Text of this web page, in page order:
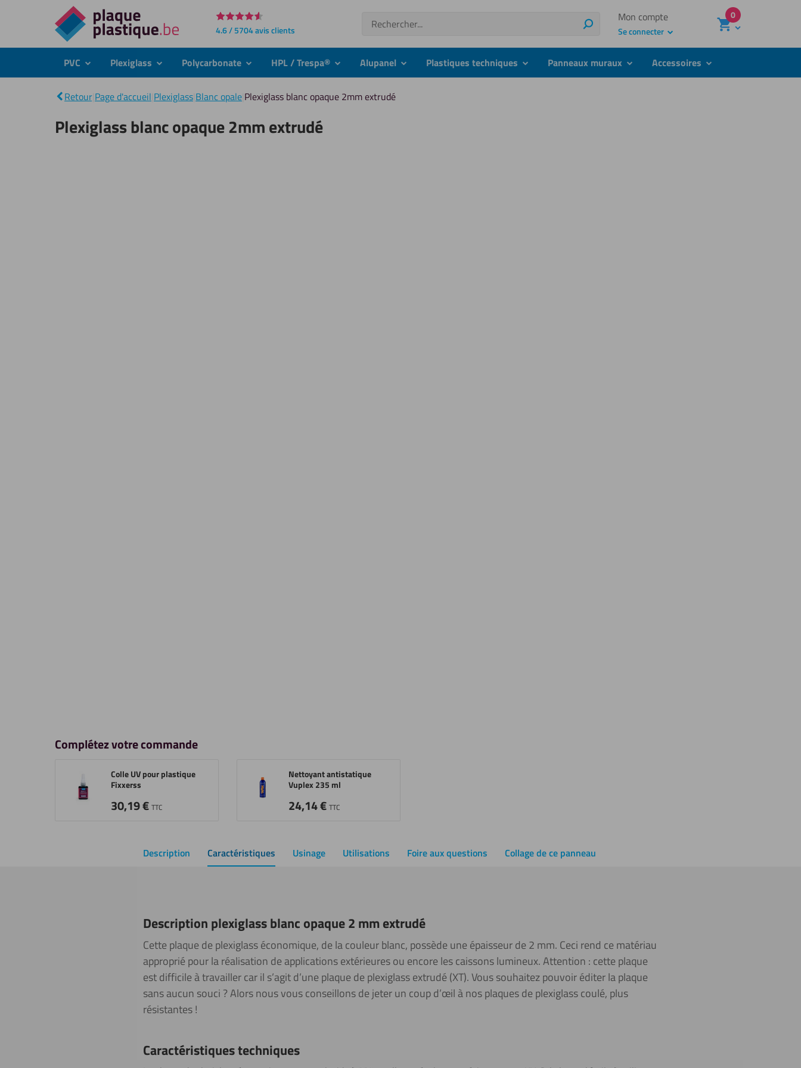
Directement
au
contenu
4.6 / 5704 avis clients
Recherche
Recherche
Mon compte
Se connecter
0
PVC submenuPlexiglass submenuPolycarbonate submenuHPL / Trespa® submenuAlupanel submenuPlastiques techniques submenuPanneaux muraux submenuAccessoires submenu
Retour Page d'accueil Plexiglass Blanc opale Plexiglass blanc opaque 2mm extrudé
Plexiglass blanc opaque 2mm extrudé
Complétez votre commande
Colle UV pour plastique
Fixxerss
30,19€ TTC
Nettoyant antistatique
Vuplex 235 ml
24,14€ TTC
Description Caractéristiques Usinage Utilisations Foire aux questions Collage de ce panneau
Description plexiglass blanc opaque 2 mm extrudé
Cette plaque de plexiglass économique, de la couleur blanc, possède une épaisseur de 2 mm. Ceci rend ce matériau
approprié pour la réalisation de applications extérieures ou encore les caissons lumineux. Attention : cette plaque
est difficile à travailler car il s’agit d’une plaque de plexiglass extrudé (XT). Vous souhaitez pouvoir éditer la plaque
sans aucun souci ? Alors nous vous conseillons de jeter un coup d’œil à nos plaques de plexiglass coulé, plus
résistantes !
Caractéristiques techniques